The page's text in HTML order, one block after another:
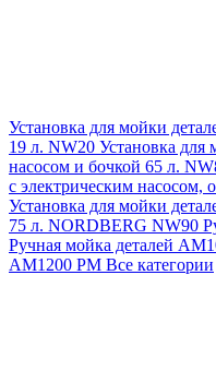
Установка для мойки
19 л. NW20 Установка для
насосом и бочкой 65 л.
с электрическим
Установка для мойки
75 л. NORDBERG NW90
Ручная мойка деталей
АМ1200 РМ Все категории